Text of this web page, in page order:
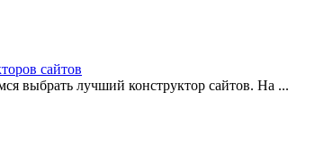
сайтов
выбрать лучший конструктор сайтов. На ...